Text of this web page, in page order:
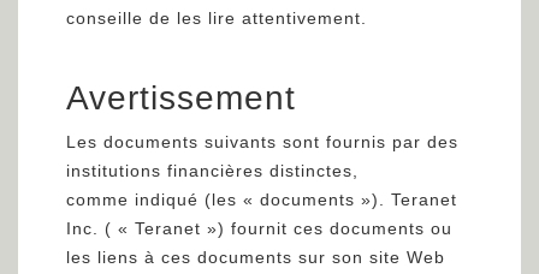
conseille de les lire attentivement.
Avertissement
Les documents suivants sont fournis par des
institutions financières distinctes,
comme indiqué (les « documents »). Teranet
Inc. ( « Teranet ») fournit ces documents ou
les liens à ces documents sur son site Web